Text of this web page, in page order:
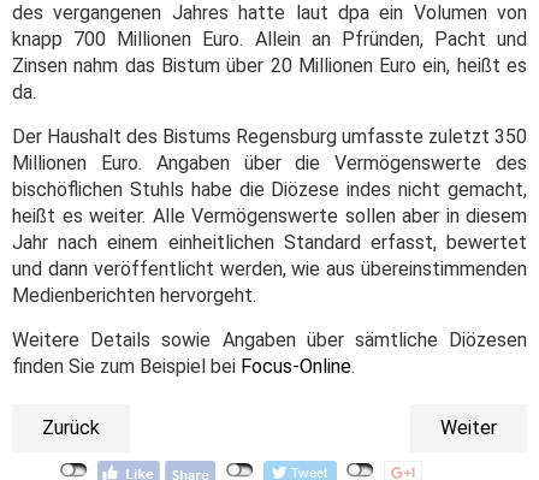
des vergangenen Jahres hatte laut dpa ein Volumen von
knapp 700 Millionen Euro. Allein an Pfründen, Pacht und
Zinsen nahm das Bistum über 20 Millionen Euro ein, heißt es
da.
Der Haushalt des Bistums Regensburg umfasste zuletzt 350
Millionen Euro. Angaben über die Vermögenswerte des
bischöflichen Stuhls habe die Diözese indes nicht gemacht,
heißt es weiter. Alle Vermögenswerte sollen aber in diesem
Jahr nach einem einheitlichen Standard erfasst, bewertet
und dann veröffentlicht werden, wie aus übereinstimmenden
Medienberichten hervorgeht.
Weitere Details sowie Angaben über sämtliche Diözesen
finden Sie zum Beispiel bei Focus-Online.
Zurück Weiter